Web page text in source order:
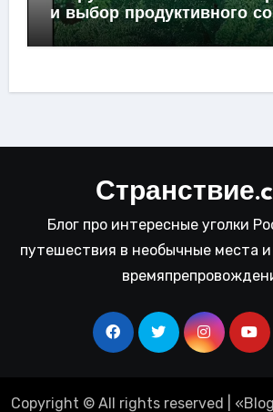
и выбор продуктивного
Блог про интересные уголки
путешествия в необычные места
Copyright © All rights reserved «